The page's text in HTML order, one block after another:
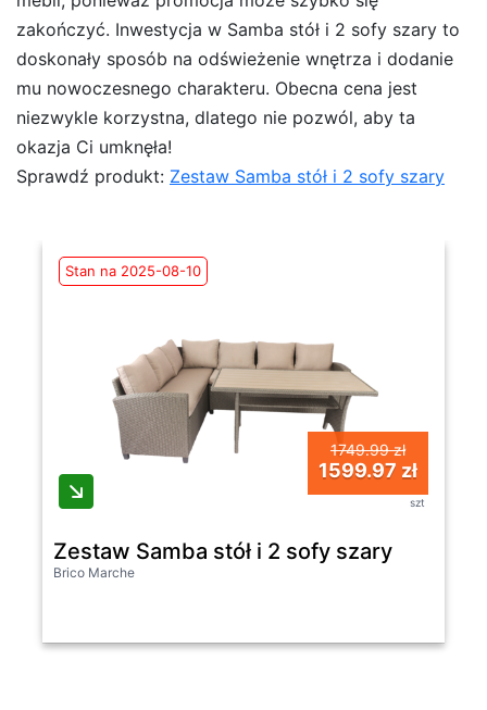
zakończyć. Inwestycja w Samba stół i 2 sofy szary to
doskonały sposób na odświeżenie wnętrza i dodanie
mu nowoczesnego charakteru. Obecna cena jest
niezwykle korzystna, dlatego nie pozwól, aby ta
okazja Ci umknęła!
Sprawdź produkt: Zestaw Samba stół i 2 sofy szary
Stan na 2025-08-10
1749.99 zł
1599.97 zł
szt
Zestaw Samba stół i 2 sofy szary
Brico Marche